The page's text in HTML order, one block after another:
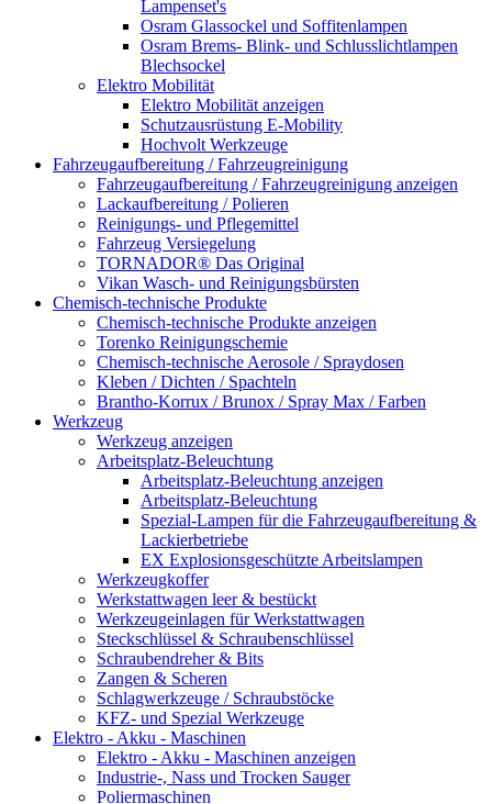
Lampenset's
Osram Glassockel und Soffitenlampen
Osram Brems- Blink- und Schlusslichtlampen
Blechsockel
Elektro Mobilität
Elektro Mobilität anzeigen
Schutzausrüstung E-Mobility
Hochvolt Werkzeuge
Fahrzeugaufbereitung / Fahrzeugreinigung
Fahrzeugaufbereitung / Fahrzeugreinigung anzeigen
Lackaufbereitung / Polieren
Reinigungs- und Pflegemittel
Fahrzeug Versiegelung
TORNADOR® Das Original
Vikan Wasch- und Reinigungsbürsten
Chemisch-technische Produkte
Chemisch-technische Produkte anzeigen
Torenko Reinigungschemie
Chemisch-technische Aerosole / Spraydosen
Kleben / Dichten / Spachteln
Brantho-Korrux / Brunox / Spray Max / Farben
Werkzeug
Werkzeug anzeigen
Arbeitsplatz-Beleuchtung
Arbeitsplatz-Beleuchtung anzeigen
Arbeitsplatz-Beleuchtung
Spezial-Lampen für die Fahrzeugaufbereitung &
Lackierbetriebe
EX Explosionsgeschützte Arbeitslampen
Werkzeugkoffer
Werkstattwagen leer & bestückt
Werkzeugeinlagen für Werkstattwagen
Steckschlüssel & Schraubenschlüssel
Schraubendreher & Bits
Zangen & Scheren
Schlagwerkzeuge / Schraubstöcke
KFZ- und Spezial Werkzeuge
Elektro - Akku - Maschinen
Elektro - Akku - Maschinen anzeigen
Industrie-, Nass und Trocken Sauger
Poliermaschinen